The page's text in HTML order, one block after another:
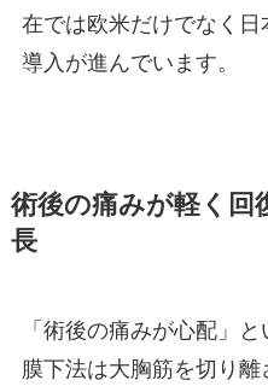
在では欧米だけでなく日
導入が進んでいます。
術後の痛みが軽く回
長
「術後の痛みが心配」
膜下法は大胸筋を切り